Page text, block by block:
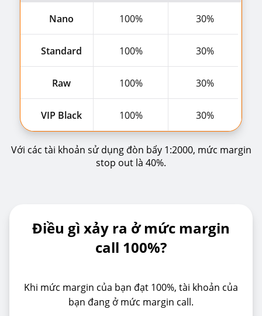
Nano
100% 30%
Standard 100% 30%
Raw 100% 30%
VIP Black 100% 30%
Với các tài khoản sử dụng đòn bẩy 1:2000, mức margin
stop out là 40%.
Điều gì xảy ra ở mức margin
call 100%?
Khi mức margin của bạn đạt 100%, tài khoản của
bạn đang ở mức margin call.